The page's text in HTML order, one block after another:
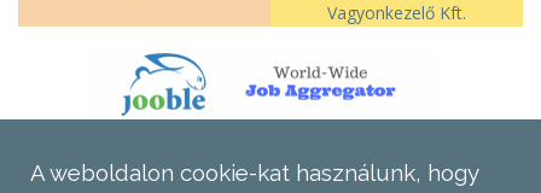
Vagyonkezelő Kft.
A weboldalon cookie-kat használunk, hogy